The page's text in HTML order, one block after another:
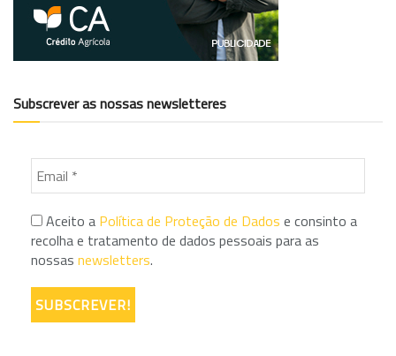
Subscrever as nossas newsletteres
Aceito a Política de Proteção de Dados e consinto a
recolha e tratamento de dados pessoais para as
nossas newsletters.